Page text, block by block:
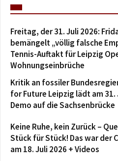
Freitag, der 31. Juli 2026:
bemängelt „völlig falsche
Tennis-Auftakt für Leipzig
Wohnungseinbrüche
Kritik an fossiler
for Future Leipzig lädt am 31.
Demo auf die Sachsenbrücke
Keine Ruhe, kein Zurück –
Stück für Stück! Das war der
am 18. Juli 2026 + Videos